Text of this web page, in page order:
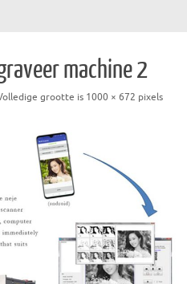
machine 2
grootte is 1000 × 672 pixels